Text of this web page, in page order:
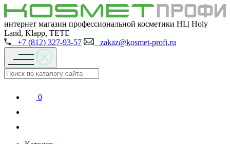
интернет магазин профессиональной косметики HL| Holy
Land, Klapp, TETE
+7 (812) 327-93-57
zakaz@kosmet-profi.ru
0